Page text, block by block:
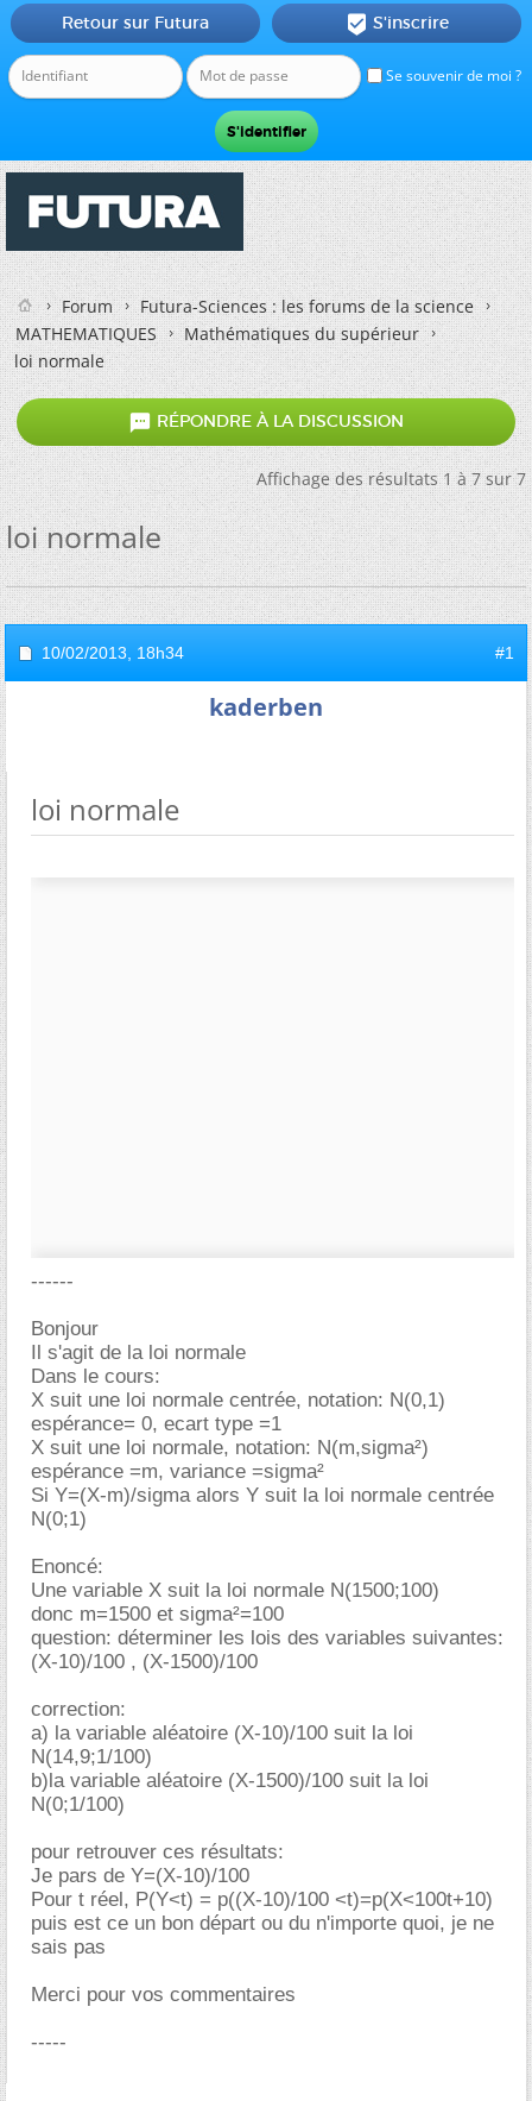
Se souvenir de moi ?
Retour sur Futura  S'inscrire
Forum
Futura-Sciences : les forums de la science
MATHEMATIQUES
Mathématiques du supérieur
loi normale
 RÉPONDRE À LA DISCUSSION
Affichage des résultats 1 à 7 sur 7
loi normale
10/02/2013, 18h34 #1
kaderben
loi normale
------
Bonjour
Il s'agit de la loi normale
Dans le cours:
X suit une loi normale centrée, notation: N(0,1)
espérance= 0, ecart type =1
X suit une loi normale, notation: N(m,sigma²)
espérance =m, variance =sigma²
Si Y=(X-m)/sigma alors Y suit la loi normale centrée
N(0;1)
Enoncé:
Une variable X suit la loi normale N(1500;100)
donc m=1500 et sigma²=100
question: déterminer les lois des variables suivantes:
(X-10)/100 , (X-1500)/100
correction:
a) la variable aléatoire (X-10)/100 suit la loi
N(14,9;1/100)
b)la variable aléatoire (X-1500)/100 suit la loi
N(0;1/100)
pour retrouver ces résultats:
Je pars de Y=(X-10)/100
Pour t réel, P(Y<t) = p((X-10)/100 <t)=p(X<100t+10)
puis est ce un bon départ ou du n'importe quoi, je ne
sais pas
Merci pour vos commentaires
-----